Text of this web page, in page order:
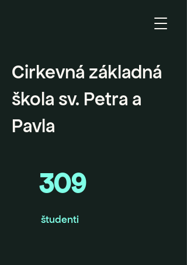
Cirkevná základná
škola sv. Petra a
Pavla
309
študenti